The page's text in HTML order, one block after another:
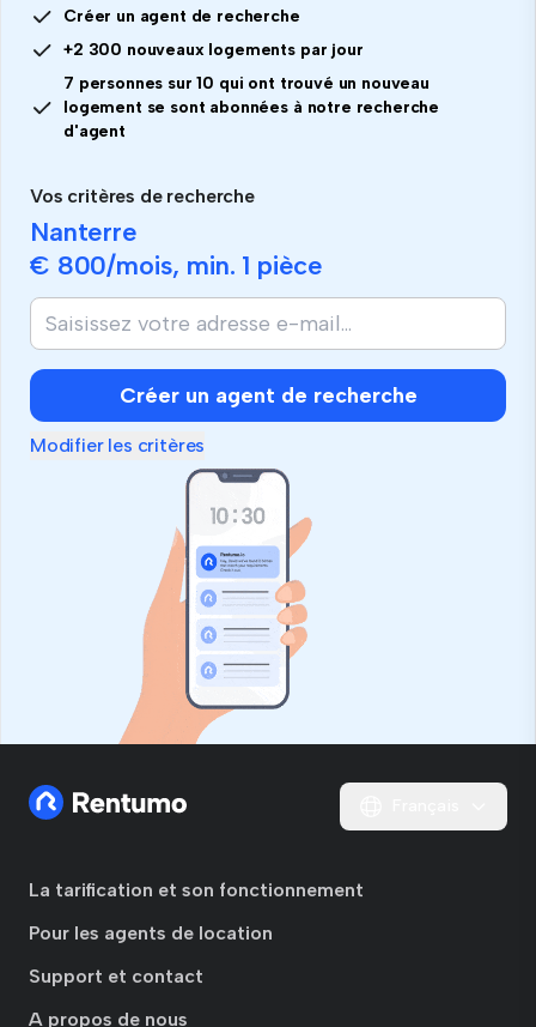
Créer un agent de recherche
+2 300 nouveaux logements par jour
7 personnes sur 10 qui ont trouvé un nouveau
logement se sont abonnées à notre recherche
d'agent
Vos critères de recherche
Nanterre
€ 800/mois, min. 1 pièce
Créer un agent de recherche
Modifier les critères
La tarification et son fonctionnement
Pour les agents de location
Support et contact
A propos de nous